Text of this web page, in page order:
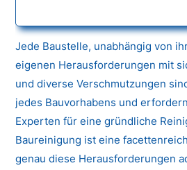
Jede Baustelle, unabhängig von
eigenen Herausforderungen mit
und diverse Verschmutzungen
jedes Bauvorhabens und
Experten für eine gründliche
Baureinigung ist eine
genau diese Herausforderungen